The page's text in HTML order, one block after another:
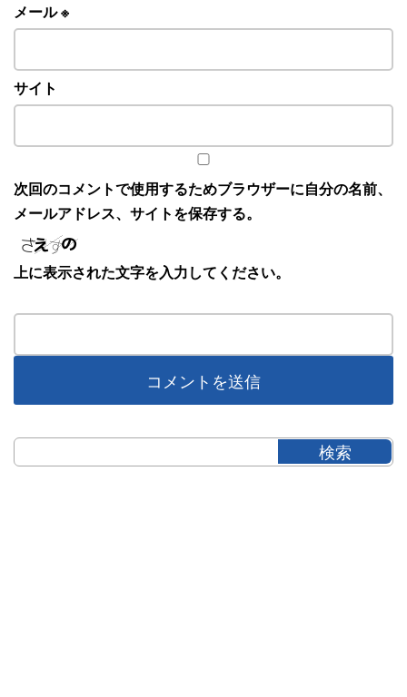
メール※
サイト
次回のコメントで使用するためブラウザーに自分の名前、
メールアドレス、サイトを保存する。
上に表示された文字を入力してください。